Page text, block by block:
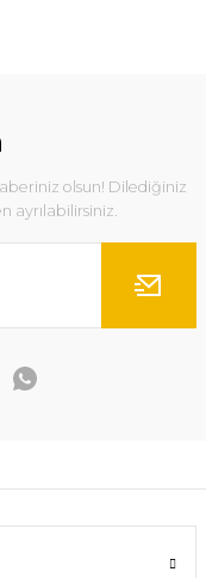
olsun! Dilediğiniz
ayrılabilirsiniz.